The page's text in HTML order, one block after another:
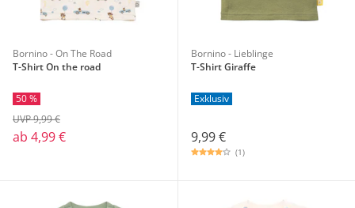
Bornino - On The Road
T-Shirt On the road
50 %
ab 4,99 €
UVP 9,99 €
Bornino - Lieblinge
T-Shirt Giraffe
Exklusiv
9,99 €
(1)